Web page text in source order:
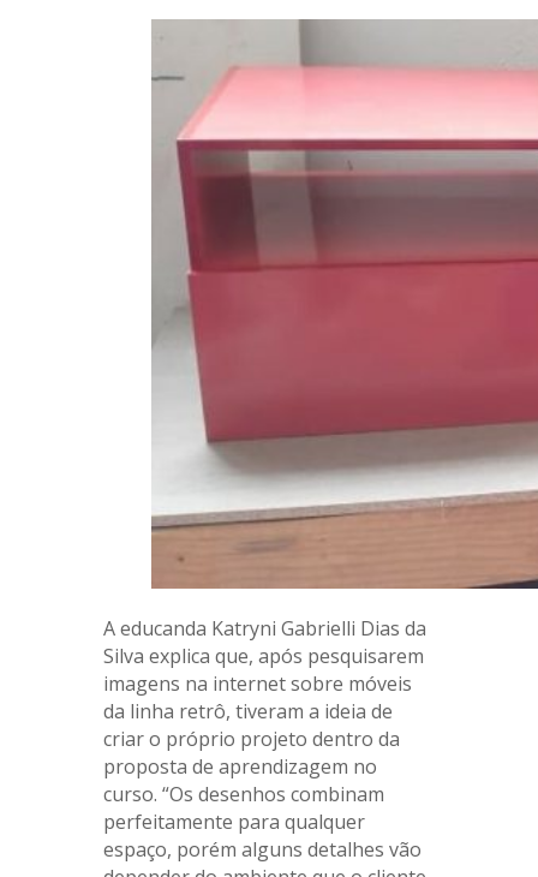
A educanda Katryni Gabrielli Dias da
Silva explica que, após pesquisarem
imagens na internet sobre móveis
da linha retrô, tiveram a ideia de
criar o próprio projeto dentro da
proposta de aprendizagem no
curso. “Os desenhos combinam
perfeitamente para qualquer
espaço, porém alguns detalhes vão